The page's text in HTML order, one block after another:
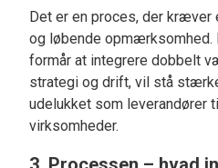
Det er en proces, der kræver
og løbende opmærksomhed.
formår at integrere dobbelt
strategi og drift, vil stå
udelukket som leverandører
virksomheder.